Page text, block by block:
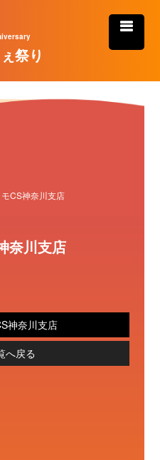
祭り
CS神奈川支店
奈川支店
神奈川支店
へ戻る